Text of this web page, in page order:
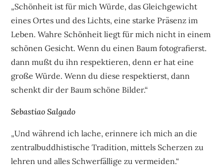
„Schönheit ist für mich Würde, das Gleichgewicht
eines Ortes und des Lichts, eine starke Präsenz im
Leben. Wahre Schönheit liegt für mich nicht in einem
schönen Gesicht. Wenn du einen Baum fotografierst.
dann mußt du ihn respektieren, denn er hat eine
große Würde. Wenn du diese respektierst, dann
schenkt dir der Baum schöne Bilder.“
Sebastiao Salgado
„Und während ich lache, erinnere ich mich an die
zentralbuddhistische Tradition, mittels Scherzen zu
lehren und alles Schwerfällige zu vermeiden.“